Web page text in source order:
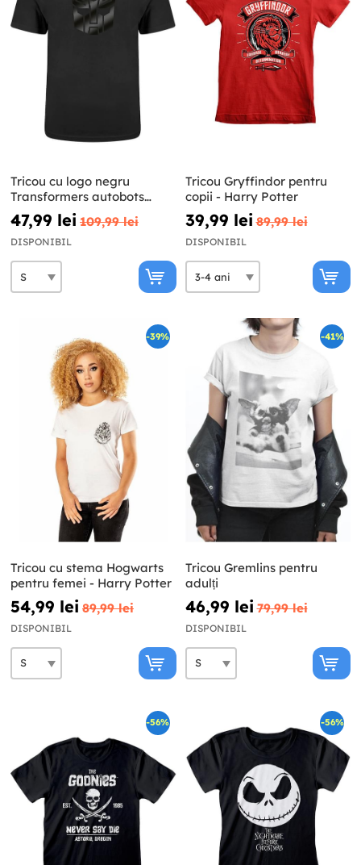
Tricou cu logo negru
Transformers autobots
pentru adulți
47,99 lei 109,99 lei
DISPONIBIL
Tricou Gryffindor pentru
copii - Harry Potter
39,99 lei 89,99 lei
DISPONIBIL
-39%
Tricou cu stema Hogwarts
pentru femei - Harry Potter
54,99 lei 89,99 lei
DISPONIBIL
-41%
Tricou Gremlins pentru
adulți
46,99 lei 79,99 lei
DISPONIBIL
-56% -56%